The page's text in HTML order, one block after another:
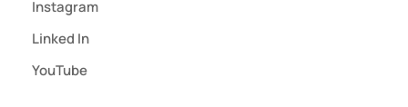
Instagram
Linked In
YouTube